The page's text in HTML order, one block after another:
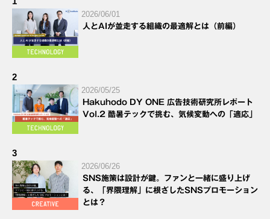
2026/06/01
人とAIが並走する組織の最適解とは（前編）
2
2026/05/25
Hakuhodo DY ONE 広告技術研究所レポート
Vol.2 酷暑テックで挑む、気候変動への「適応」
3
2026/06/26
SNS施策は設計が鍵。ファンと一緒に盛り上げ
る、「界隈理解」に根ざしたSNSプロモーション
とは？